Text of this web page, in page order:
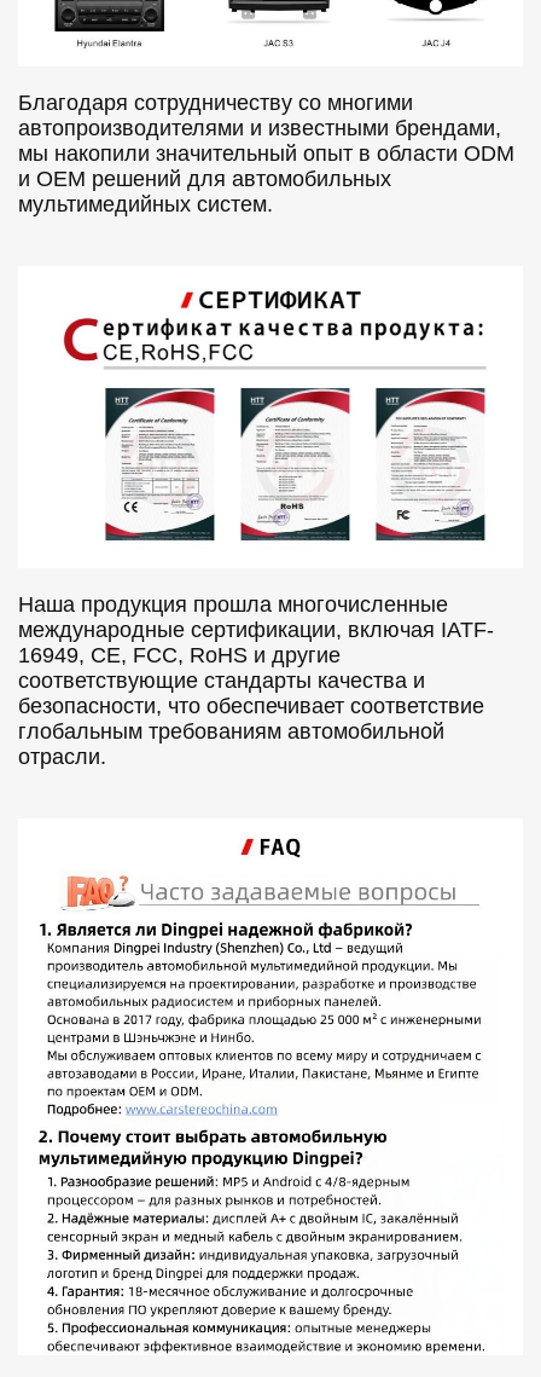
Благодаря сотрудничеству со многими
автопроизводителями и известными брендами,
мы накопили значительный опыт в области ODM
и OEM решений для автомобильных
мультимедийных систем.
Наша продукция прошла многочисленные
международные сертификации, включая IATF-
16949, CE, FCC, RoHS и другие
соответствующие стандарты качества и
безопасности, что обеспечивает соответствие
глобальным требованиям автомобильной
отрасли.